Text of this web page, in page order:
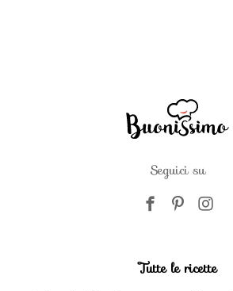
Seguici su
Tutte le ricette